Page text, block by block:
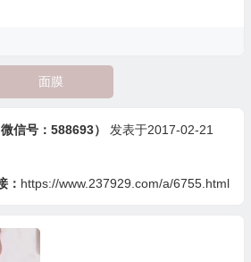
面膜
信号：588693）
发表于2017-02-21
： https://www.237929.com/a/6755.html